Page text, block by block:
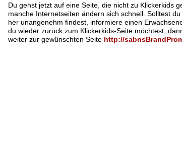
Du gehst jetzt auf eine Seite, die nicht zu Klickerkids
manche Internetseiten ändern sich schnell. Solltest
her unangenehm findest, informiere einen
du wieder zurück zum Klickerkids-Seite möchtest,
weiter zur gewünschten Seite http://